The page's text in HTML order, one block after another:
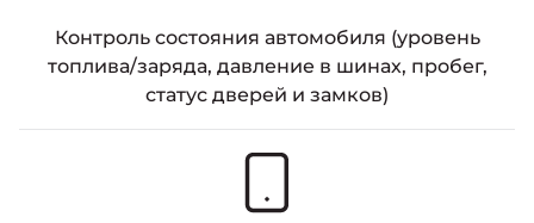
Контроль состояния автомобиля (уровень
топлива/заряда, давление в шинах, пробег,
статус дверей и замков)